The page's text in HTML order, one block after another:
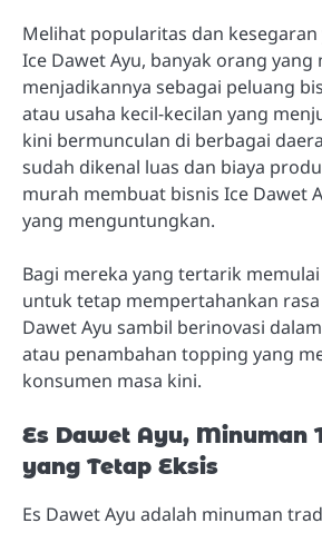
Melihat popularitas dan
Ice Dawet Ayu, banyak orang yang
menjadikannya sebagai peluang
atau usaha kecil-kecilan yang
kini bermunculan di berbagai
sudah dikenal luas dan biaya
murah membuat bisnis Ice Dawet
yang menguntungkan.
Bagi mereka yang tertarik
untuk tetap mempertahankan
Dawet Ayu sambil berinovasi
atau penambahan topping yang
konsumen masa kini.
Es Dawet Ayu, Minuman
yang Tetap Eksis
Es Dawet Ayu adalah minuman